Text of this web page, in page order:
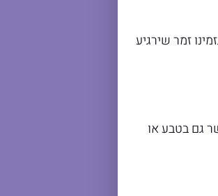
זמר שירגיע
גם בטבע או